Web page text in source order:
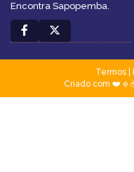
Encontra Sapopemba.
Termos|
Criado com ❤️ e